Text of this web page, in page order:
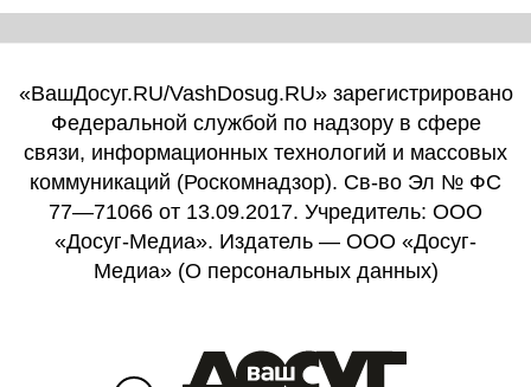
«ВашДосуг.RU/VashDosug.RU» зарегистрировано
Федеральной службой по надзору в сфере
связи, информационных технологий и массовых
коммуникаций (Роскомнадзор). Св-во Эл № ФС
77—71066 от 13.09.2017. Учредитель: ООО
«Досуг-Медиа». Издатель — ООО «Досуг-
Медиа» (О персональных данных)